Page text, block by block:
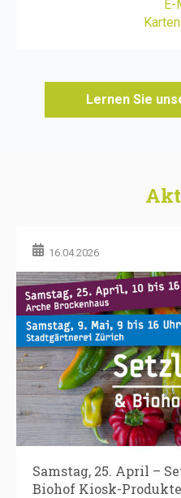
E-
Lernen Sie
16.04.2026
Samstag, 25. April –
Biohof Kiosk-